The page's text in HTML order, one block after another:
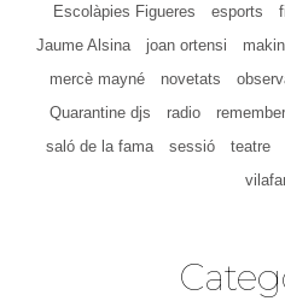
Escolàpies Figueres
esports
Jaume Alsina
joan ortensi
mercè mayné
novetats
Quarantine djs
radio remember
saló de la fama
sessió teatre